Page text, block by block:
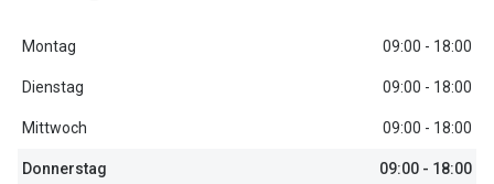
Trends
Nuance Audio Brille
Ray-Ban Meta
Oakley Meta
Zubehör
Montag 09:00 - 18:00
Dienstag 09:00 - 18:00
Mittwoch 09:00 - 18:00
Donnerstag 09:00 - 18:00